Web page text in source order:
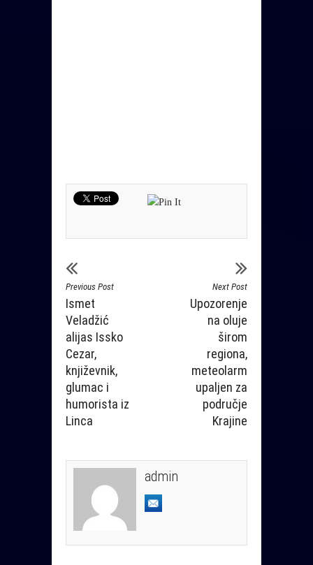
Previous Post
Ismet
Veladžić
alijas Issko
Cezar,
književnik,
glumac i
humorista iz
Linca
Next Post
Upozorenje
na oluje
širom
regiona,
meteolarm
upaljen za
područje
Krajine
admin